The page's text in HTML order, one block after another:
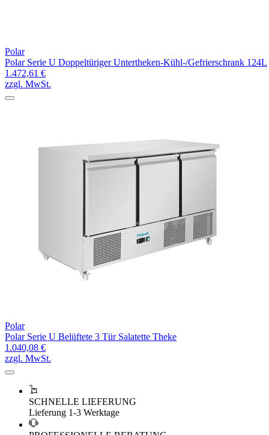
Polar
Polar Serie U Doppeltüriger Untertheken-Kühl-/Gefrierschrank 124L
1.472,61 €
zzgl. MwSt.
Polar
Polar Serie U Belüftete 3 Tür Salatette Theke
1.040,08 €
zzgl. MwSt.
SCHNELLE LIEFERUNG
Lieferung 1-3 Werktage